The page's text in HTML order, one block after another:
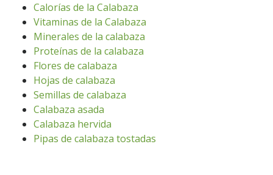
Calorías de la Calabaza
Vitaminas de la Calabaza
Minerales de la calabaza
Proteínas de la calabaza
Flores de calabaza
Hojas de calabaza
Semillas de calabaza
Calabaza asada
Calabaza hervida
Pipas de calabaza tostadas